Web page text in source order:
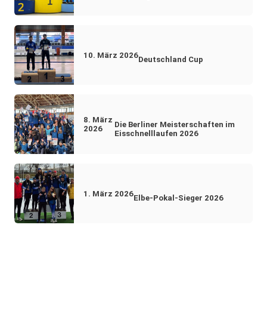
10. März 2026Deutschland Cup
8. März
2026
Die Berliner Meisterschaften im
Eisschnelllaufen 2026
1. März 2026Elbe-Pokal-Sieger 2026